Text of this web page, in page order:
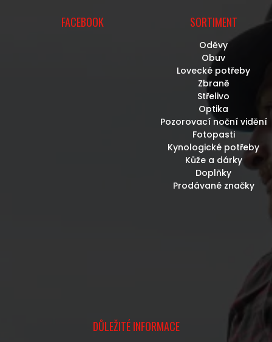
FACEBOOK SORTIMENT
Oděvy
Obuv
Lovecké potřeby
Zbraně
Střelivo
Optika
Pozorovací noční vidění
Fotopasti
Kynologické potřeby
Kůže a dárky
Doplňky
Prodávané značky
DŮLEŽITÉ INFORMACE